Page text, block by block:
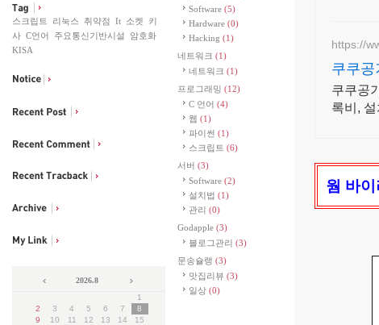
스크립트 리눅스 취약점 It 소켓
키
사 C언어 주요통신기반시설
암호화
KISA
2026.8
1
2
3 4 5 6 7
8
9
10 11 12 13 14
15
Software (5)
Hardware (0)
Hacking (1)
네트워크 (1)
네트워크 (1)
프로그래밍 (12)
C 언어 (4)
웹 (1)
파이썬 (1)
스크립트 (6)
서버 (3)
Software (2)
설치법 (1)
관리 (0)
Godapple (3)
블로그관리 (3)
문송슐랭 (3)
맛집리뷰 (3)
일상 (0)
https://
쿠쿠공
0원
쿠쿠공
록비,
웜 바